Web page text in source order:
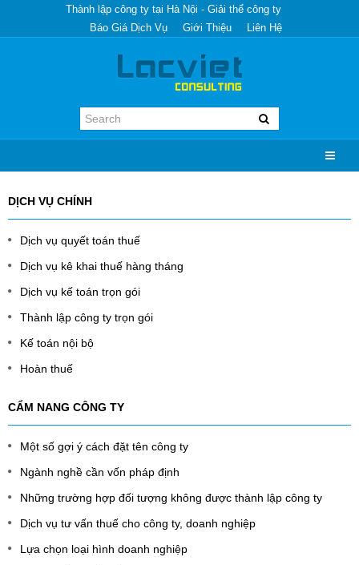
Thành lập công ty tại Hà Nội - Giải thể công ty
Báo Giá Dịch Vụ
Giới Thiệu Liên Hệ
DỊCH VỤ CHÍNH
Dịch vụ quyết toán thuế
Dịch vụ kê khai thuế hàng tháng
Dịch vụ kế toán trọn gói
Thành lập công ty trọn gói
Kế toán nội bộ
Hoàn thuế
CẨM NANG CÔNG TY
Một số gợi ý cách đặt tên công ty
Ngành nghề cần vốn pháp định
Những trường hợp đối tượng không được thành lập công ty
Dịch vụ tư vấn thuế cho công ty, doanh nghiệp
Lựa chọn loại hình doanh nghiệp